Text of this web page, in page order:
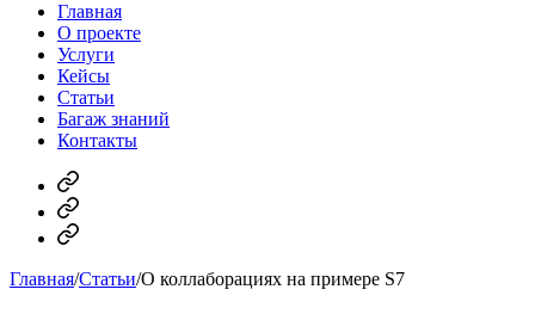
Главная
О проекте
Услуги
Кейсы
Статьи
Багаж знаний
Контакты
MAX
Telegram
Dzen
Главная/Статьи/О коллаборациях на примере S7